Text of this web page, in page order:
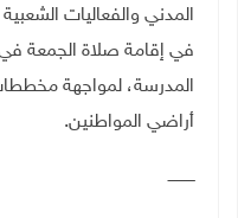
المدني والفعاليات
في إقامة صلاة الجمعة
المدرسة، لمواجهة مخططات
أراضي المواطنين.
ـــــــــــ